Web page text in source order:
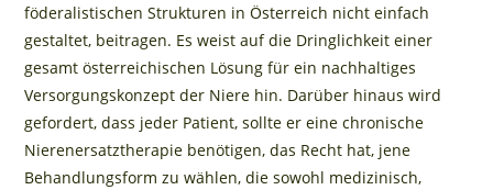
föderalistischen Strukturen in Österreich nicht einfach
gestaltet, beitragen. Es weist auf die Dringlichkeit einer
gesamt österreichischen Lösung für ein nachhaltiges
Versorgungskonzept der Niere hin. Darüber hinaus wird
gefordert, dass jeder Patient, sollte er eine chronische
Nierenersatztherapie benötigen, das Recht hat, jene
Behandlungsform zu wählen, die sowohl medizinisch,